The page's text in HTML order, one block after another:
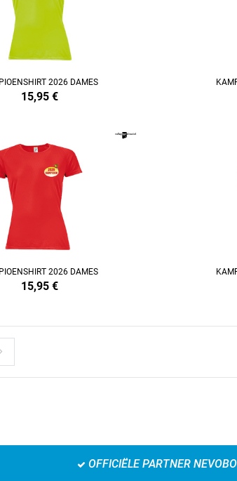
2026 DAMES
15,95 €
2026 DAMES
15,95 €
OFFICIËLE PARTNER NEVOBO